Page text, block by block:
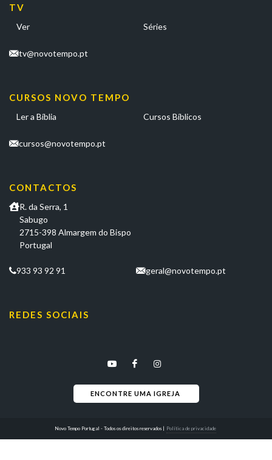
TV
Ver Séries
tv@novotempo.pt
CURSOS NOVO TEMPO
Ler a Bíblia Cursos Bíblicos
cursos@novotempo.pt
CONTACTOS
R. da Serra, 1
Sabugo
2715-398 Almargem do Bispo
Portugal
933 93 92 91 geral@novotempo.pt
REDES SOCIAIS
ENCONTRE UMA IGREJA
Novo Tempo Portugal - Todos os direitos reservados| Política de privacidade